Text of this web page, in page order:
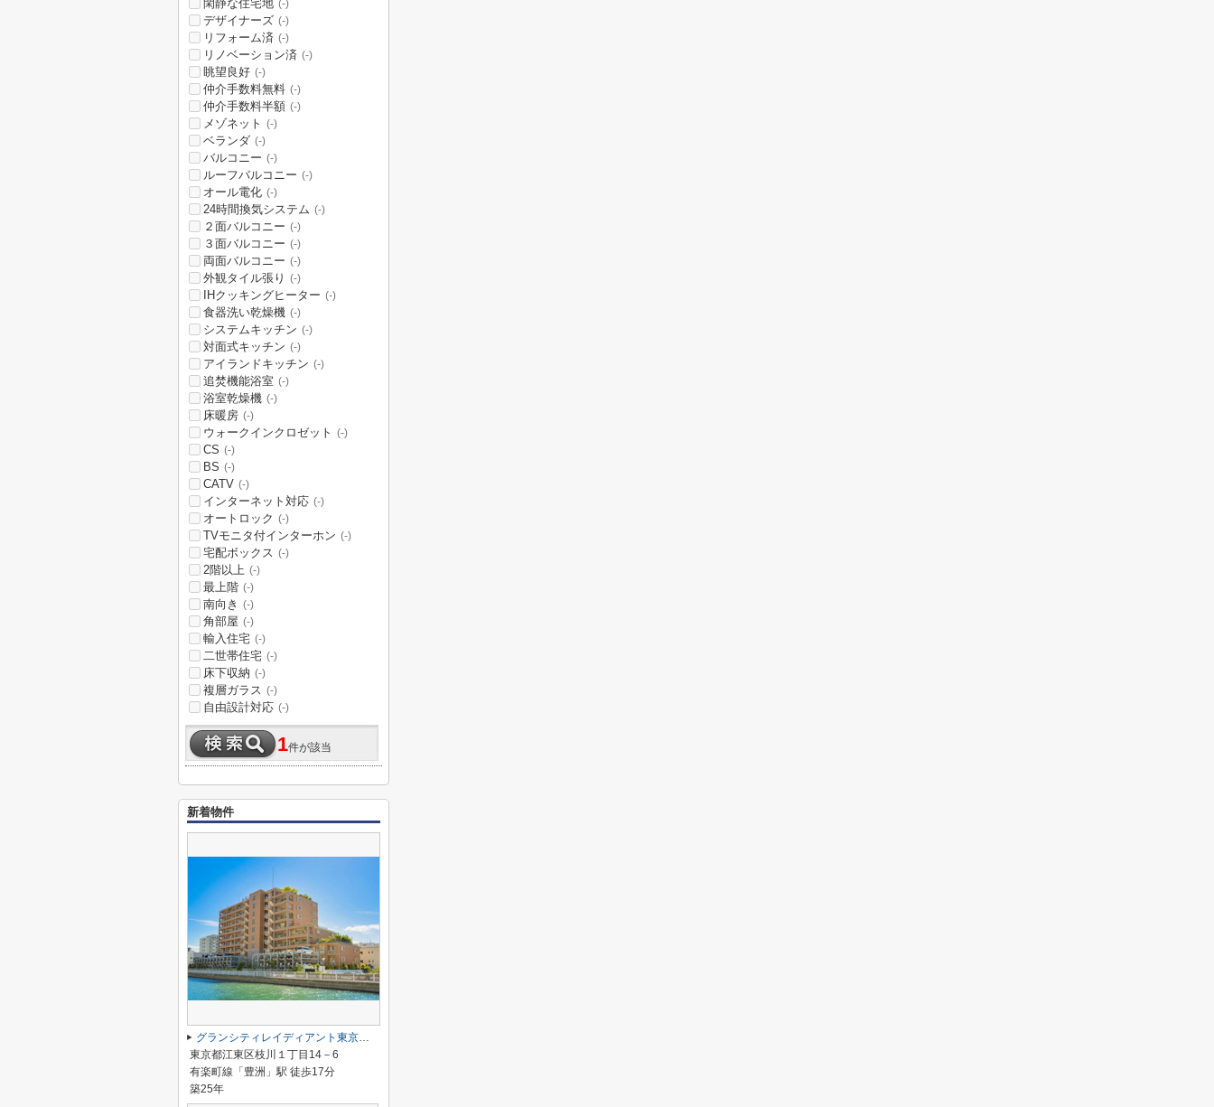
閑静な住宅地 (-)
デザイナーズ (-)
リフォーム済 (-)
リノベーション済 (-)
眺望良好 (-)
仲介手数料無料 (-)
仲介手数料半額 (-)
メゾネット (-)
ベランダ (-)
バルコニー (-)
ルーフバルコニー (-)
オール電化 (-)
24時間換気システム (-)
２面バルコニー (-)
３面バルコニー (-)
両面バルコニー (-)
外観タイル張り (-)
IHクッキングヒーター (-)
食器洗い乾燥機 (-)
システムキッチン (-)
対面式キッチン (-)
アイランドキッチン (-)
追焚機能浴室 (-)
浴室乾燥機 (-)
床暖房 (-)
ウォークインクロゼット (-)
CS (-)
BS (-)
CATV (-)
インターネット対応 (-)
オートロック (-)
TVモニタ付インターホン (-)
宅配ボックス (-)
2階以上 (-)
最上階 (-)
南向き (-)
角部屋 (-)
輸入住宅 (-)
二世帯住宅 (-)
床下収納 (-)
複層ガラス (-)
自由設計対応 (-)
1件が該当
新着物件
グランシティレイディアント東京イースト
東京都江東区枝川１丁目14－6
有楽町線「豊洲」駅 徒歩17分
築25年